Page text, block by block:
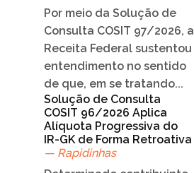
Por meio da Solução de
Consulta COSIT 97/2026, a
Receita Federal sustentou
entendimento no sentido
de que, em se tratando...
Solução de Consulta
COSIT 96/2026 Aplica
Alíquota Progressiva do
IR-GK de Forma Retroativa
— Rapidinhas